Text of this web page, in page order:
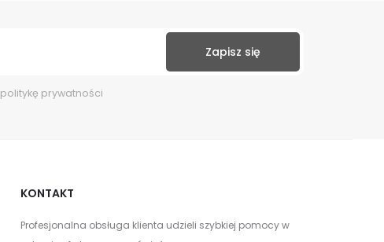
politykę prywatności
KONTAKT
Profesjonalna obsługa klienta udzieli szybkiej pomocy w